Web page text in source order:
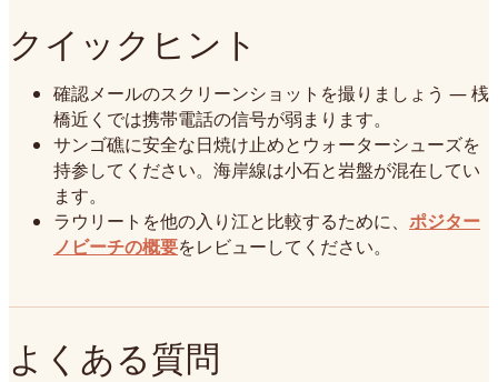
クイックヒント
確認メールのスクリーンショットを撮りましょう — 桟
橋近くでは携帯電話の信号が弱まります。
サンゴ礁に安全な日焼け止めとウォーターシューズを
持参してください。海岸線は小石と岩盤が混在してい
ます。
ラウリートを他の入り江と比較するために、 ポジター
ノビーチの概要をレビューしてください。
よくある質問